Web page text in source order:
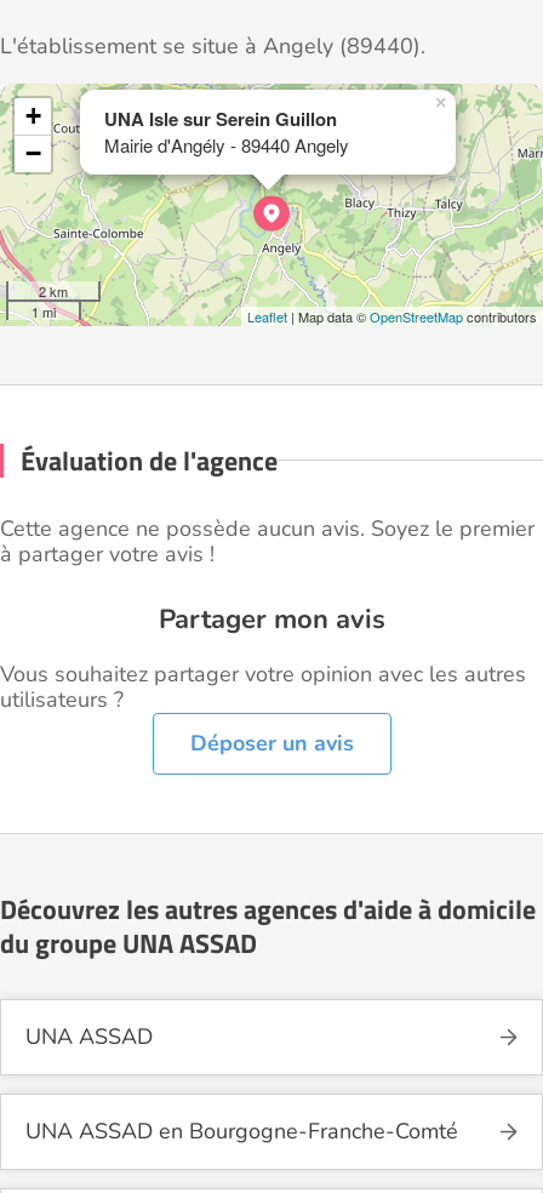
L'établissement se situe à Angely (89440).
UNA Isle sur Serein Guillon
Mairie d'Angély - 89440 Angely
×
+
−
2 km
1 mi
Leaflet | Map data ©OpenStreetMapcontributors
Évaluation de l'agence
Cette agence ne possède aucun avis. Soyez le premier
à partager votre avis !
Partager mon avis
Vous souhaitez partager votre opinion avec les autres
utilisateurs ?
Déposer un avis
Découvrez les autres agences d'aide à domicile
du groupe UNA ASSAD
UNA ASSAD
UNA ASSAD en Bourgogne-Franche-Comté